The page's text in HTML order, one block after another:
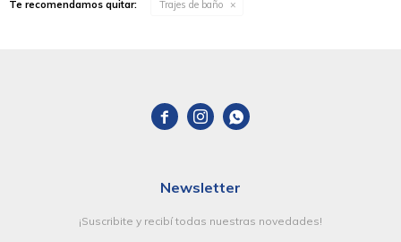
Te recomendamos quitar: Trajes de baño
  
Newsletter
¡Suscribite y recibí todas nuestras novedades!